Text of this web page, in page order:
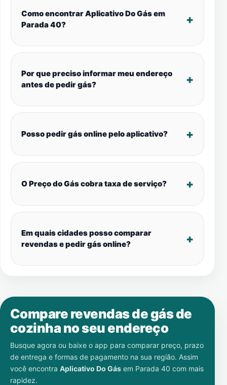
Como encontrar Aplicativo Do Gás em
Parada 40?
Por que preciso informar meu endereço
antes de pedir gás?
Posso pedir gás online pelo aplicativo?
O Preço do Gás cobra taxa de serviço?
Em quais cidades posso comparar
revendas e pedir gás online?
Compare revendas de gás de
cozinha no seu endereço
Busque agora ou baixe o app para comparar preço, prazo
de entrega e formas de pagamento na sua região. Assim
você encontra Aplicativo Do Gás em Parada 40 com mais
rapidez.